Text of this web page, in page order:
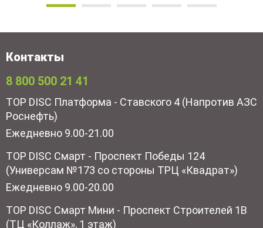
Контакты
8 800 500 21 41
TOP DISC Платформа - Ставского 4 (Напротив АЗС
Роснефть)
Ежедневно 9.00-21.00
TOP DISC Смарт - Проспект Победы 124
(Универсам №173 со стороны ТРЦ «Квадрат»)
Ежедневно 9.00-20.00
TOP DISC Смарт Мини - Проспект Строителей 1В
(ТЦ «Коллаж», 1 этаж)